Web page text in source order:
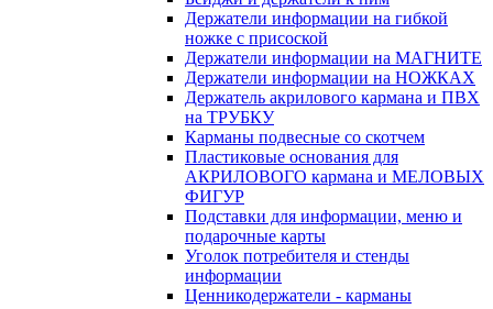
Держатели информации на гибкой
ножке с присоской
Держатели информации на МАГНИТЕ
Держатели информации на НОЖКАХ
Держатель акрилового кармана и ПВХ
на ТРУБКУ
Карманы подвесные со скотчем
Пластиковые основания для
АКРИЛОВОГО кармана и МЕЛОВЫХ
ФИГУР
Подставки для информации, меню и
подарочные карты
Уголок потребителя и стенды
информации
Ценникодержатели - карманы